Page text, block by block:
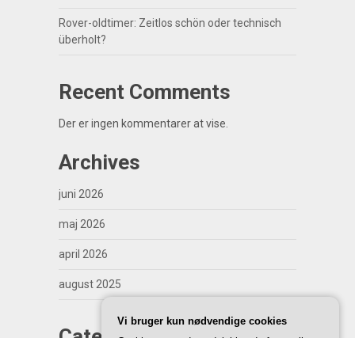
Rover-oldtimer: Zeitlos schön oder technisch
überholt?
Recent Comments
Der er ingen kommentarer at vise.
Archives
juni 2026
maj 2026
april 2026
august 2025
Vi bruger kun nødvendige cookies